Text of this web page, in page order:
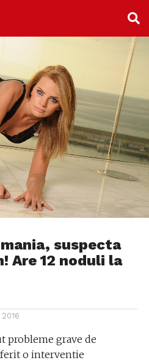
suspecta
Are 12 noduli la
2016
probleme grave de
o interventie